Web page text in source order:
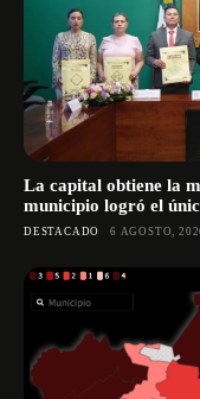
La capital obtiene la
municipio logró el
DESTACADO 6 AGOSTO,